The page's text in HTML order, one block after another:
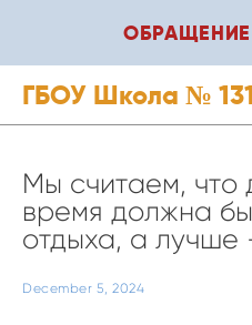
ГБОУ Школа №
December 5, 2024
Мы считаем, что
время должна
отдыха, а лучше